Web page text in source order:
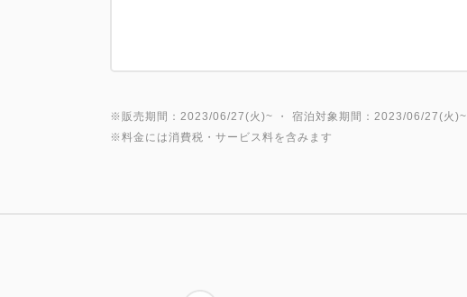
※販売期間：2023/06/27(火)~ ・ 宿泊対象期間：2023/06/27(火)~
※料金には消費税・サービス料を含みます